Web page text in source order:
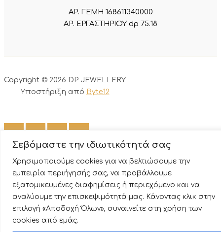
Σεβόμαστε την ιδιωτικότητά σας
Χρησιμοποιούμε cookies για να βελτιώσουμε την
εμπειρία περιήγησής σας, να προβάλλουμε
εξατομικευμένες διαφημίσεις ή περιεχόμενο και να
αναλύουμε την επισκεψιμότητά μας. Κάνοντας κλικ στην
επιλογή «Αποδοχή Όλων», συναινείτε στη χρήση των
cookies από εμάς.
ΑΡ. ΓΕΜΗ 168611340000
ΑΡ. ΕΡΓΑΣΤΗΡΙΟΥ dp 75.18
Copyright © 2026 DP JEWELLERY
Υποστήριξη από Byte12